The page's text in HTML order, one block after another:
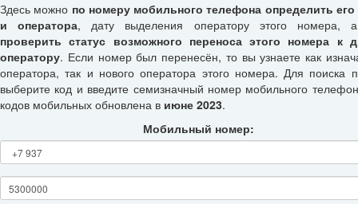
Здесь можно по номеру мобильного телефона определить его
и оператора, дату выделения оператору этого номера,
проверить статус возможного переноса этого номера к
оператору. Если номер был перенесён, то вы узнаете как
оператора, так и нового оператора этого номера. Для поиска
выберите код и введите семизначный номер мобильного
кодов мобильных обновлена в июне 2023.
Мобильный номер: